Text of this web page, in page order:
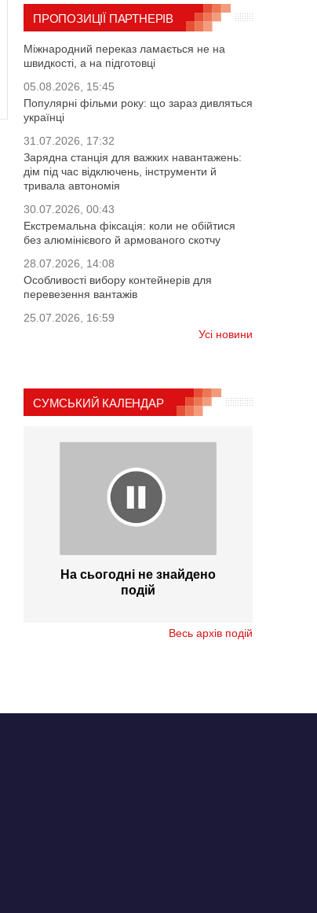
ПРОПОЗИЦІЇ ПАРТНЕРІВ
Міжнародний переказ ламається не на
швидкості, а на підготовці
05.08.2026, 15:45
Популярні фільми року: що зараз дивляться
українці
31.07.2026, 17:32
Зарядна станція для важких навантажень:
дім під час відключень, інструменти й
тривала автономія
30.07.2026, 00:43
Екстремальна фіксація: коли не обійтися
без алюмінієвого й армованого скотчу
28.07.2026, 14:08
Особливості вибору контейнерів для
перевезення вантажів
25.07.2026, 16:59
Усі новини
СУМСЬКИЙ КАЛЕНДАР
На сьогодні не знайдено
подій
Весь архів подій